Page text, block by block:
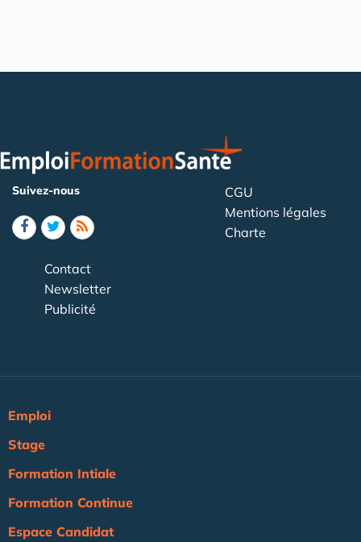
Suivez-nous
CGU
Mentions légales
Charte
Contact
Newsletter
Publicité
Emploi
Stage
Formation Intiale
Formation Continue
Espace Candidat